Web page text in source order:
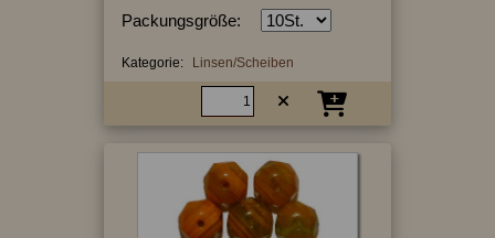
Packungsgröße:
Kategorie: Linsen/Scheiben